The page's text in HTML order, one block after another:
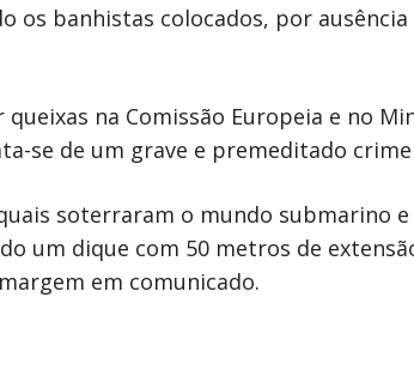
os banhistas colocados, por
na Comissão Europeia e no
se de um grave e premeditado
soterraram o mundo submarino
um dique com 50 metros de
em comunicado.